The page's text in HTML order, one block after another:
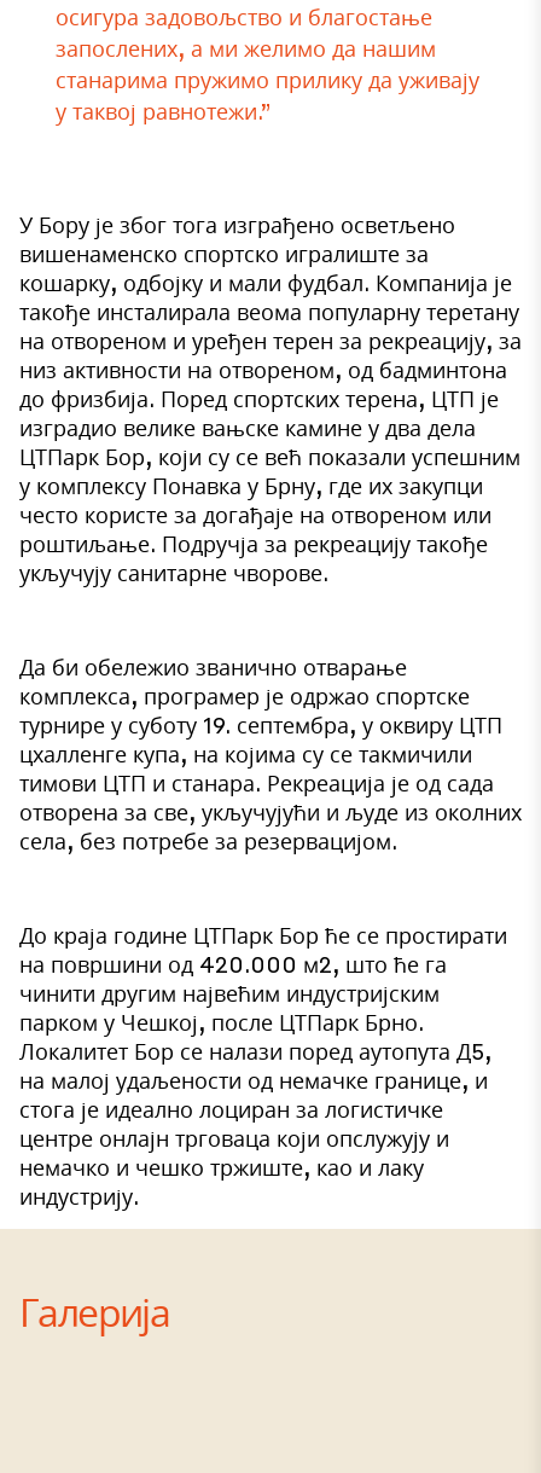
осигура задовољство и благостање
запослених, а ми желимо да нашим
станарима пружимо прилику да уживају
у таквој равнотежи.”
У Бору је због тога изграђено осветљено
вишенаменско спортско игралиште за
кошарку, одбојку и мали фудбал. Компанија је
такође инсталирала веома популарну теретану
на отвореном и уређен терен за рекреацију, за
низ активности на отвореном, од бадминтона
до фризбија. Поред спортских терена, ЦТП је
изградио велике вањске камине у два дела
ЦТПарк Бор, који су се већ показали успешним
у комплексу Понавка у Брну, где их закупци
често користе за догађаје на отвореном или
роштиљање. Подручја за рекреацију такође
укључују санитарне чворове.
Да би обележио званично отварање
комплекса, програмер је одржао спортске
турнире у суботу 19. септембра, у оквиру ЦТП
цхалленге купа, на којима су се такмичили
тимови ЦТП и станара. Рекреација је од сада
отворена за све, укључујући и људе из околних
села, без потребе за резервацијом.
До краја године ЦТПарк Бор ће се простирати
на површини од 420.000 м2, што ће га
чинити другим највећим индустријским
парком у Чешкој, после ЦТПарк Брно.
Локалитет Бор се налази поред аутопута Д5,
на малој удаљености од немачке границе, и
стога је идеално лоциран за логистичке
центре онлајн трговаца који опслужују и
немачко и чешко тржиште, као и лаку
индустрију.
Галерија